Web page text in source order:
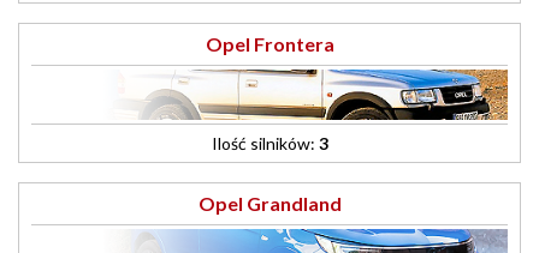
Opel Frontera
Ilość silników: 3
Opel Grandland